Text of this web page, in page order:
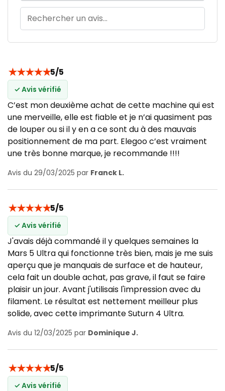
★★★★★5/5
✓ Avis vérifié
C’est mon deuxième achat de cette machine qui est
une merveille, elle est fiable et je n’ai quasiment pas
de louper ou si il y en a ce sont du à des mauvais
positionnement de ma part. Elegoo c’est vraiment
une très bonne marque, je recommande !!!!
Avis du 29/03/2025 par Franck L.
★★★★★5/5
✓ Avis vérifié
J'avais déjà commandé il y quelques semaines la
Mars 5 Ultra qui fonctionne très bien, mais je me suis
aperçu que je manquais de surface et de hauteur,
cela fait un double achat, pas grave, il faut se faire
plaisir un jour. Avant j'utilisais l'impression avec du
filament. Le résultat est nettement meilleur plus
solide, avec cette imprimante Suturn 4 Ultra.
Avis du 12/03/2025 par Dominique J.
★★★★★5/5
✓ Avis vérifié